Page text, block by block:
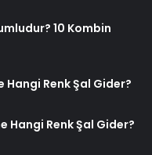
10 Kombin
Hangi Renk Şal Gider?
Hangi Renk Şal Gider?